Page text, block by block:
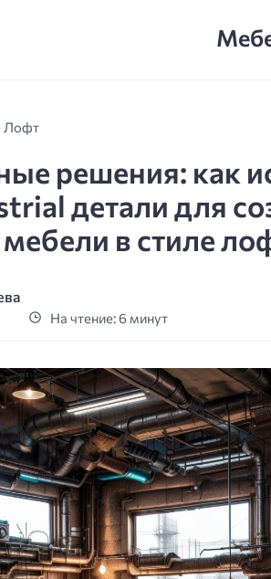
Лофт
решения: как
детали для
в стиле
На чтение: 6 минут